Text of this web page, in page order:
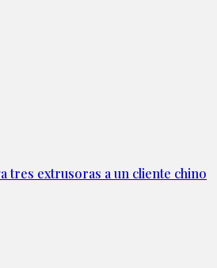
tres extrusoras a un cliente chino